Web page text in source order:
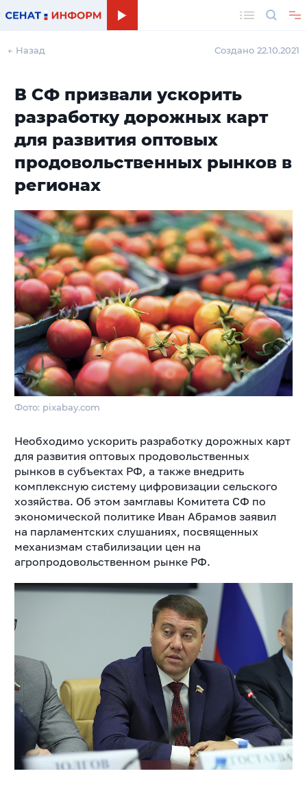
← Назад Создано 22.10.2021
В СФ призвали ускорить
разработку дорожных карт
для развития оптовых
продовольственных рынков в
регионах
Фото: pixabay.com
Необходимо ускорить разработку дорожных карт
для развития оптовых продовольственных
рынков в субъектах РФ, а также внедрить
комплексную систему цифровизации сельского
хозяйства. Об этом замглавы Комитета СФ по
экономической политике Иван Абрамов заявил
на парламентских слушаниях, посвященных
механизмам стабилизации цен на
агропродовольственном рынке РФ.